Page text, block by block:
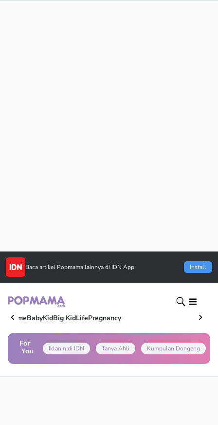
Baca artikel Popmama lainnya di IDN App Install
HomeBabyKidBig KidLifePregnancy
For
You
Iklanin di IDN Tanya Ahli Kumpulan Dongeng